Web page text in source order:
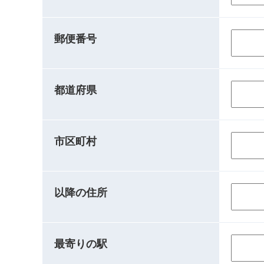
郵便番号
都道府県
市区町村
以降の住所
最寄りの駅